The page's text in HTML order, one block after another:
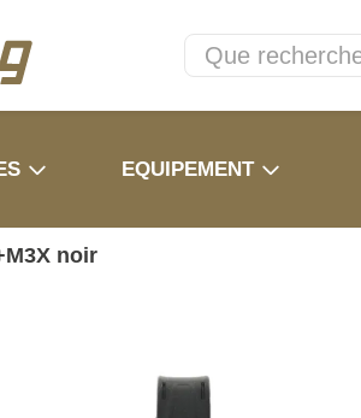
EQUIPEMENT
noir